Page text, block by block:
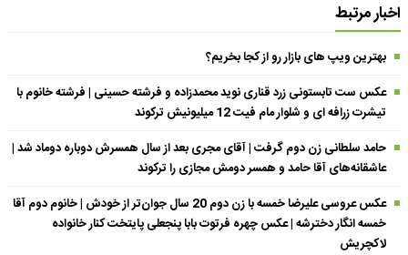
اخبار مرتبط
بهترین ویپ های بازار رو از کجا بخریم؟
عکس ست تابستونی زرد قناری نوید محمدزاده و فرشته حسینی | فرشته خانوم با
تیشرت زرافه ای و شلوار مام فیت 12 میلیونیش ترکوند
حامد سلطانی زن دوم گرفت | آقای مجری بعد از سال همسرش دوباره دوماد شد |
عاشقانه‌های آقا حامد و همسر دومش مجازی را ترکوند
عکس عروسی علیرضا خمسه با زن دوم 20 سال جوان‌تر از خودش | خانوم دوم آقا
خمسه انگار دخترشه | عکس چهره فرتوت بابا پنجعلی پایتخت کنار خانواده
لاکچریش